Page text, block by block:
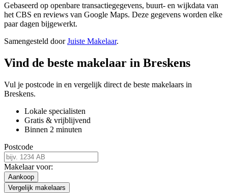
Gebaseerd op openbare transactiegegevens, buurt- en wijkdata van
het CBS en reviews van Google Maps. Deze gegevens worden elke
paar dagen bijgewerkt.
Samengesteld doorJuiste Makelaar.
Vind de beste makelaar in Breskens
Vul je postcode in en vergelijk direct de beste makelaars in
Breskens.
Lokale specialisten
Gratis & vrijblijvend
Binnen 2 minuten
Postcode
Makelaar voor:
Aankoop
Vergelijk makelaars